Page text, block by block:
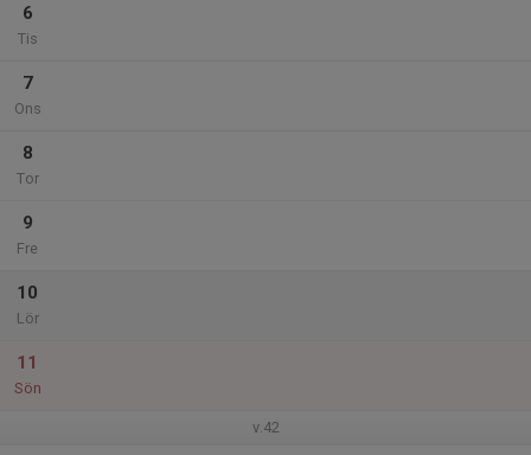
6
Tis
7
Ons
8
Tor
9
Fre
10
Lör
11
Sön
v.42